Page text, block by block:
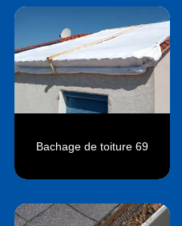
Bachage de toiture 69